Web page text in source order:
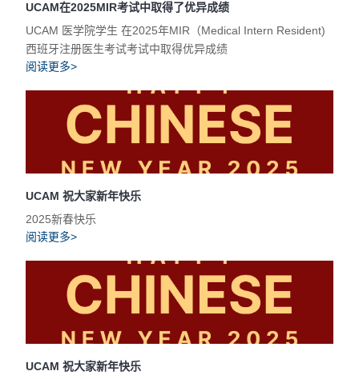
UCAM在2025MIR考试中取得了优异成绩
UCAM 医学院学生 在2025年MIR（Medical Intern Resident)
西班牙注册医生考试考试中取得优异成绩
阅读更多>
UCAM 祝大家新年快乐
2025新春快乐
阅读更多>
UCAM 祝大家新年快乐